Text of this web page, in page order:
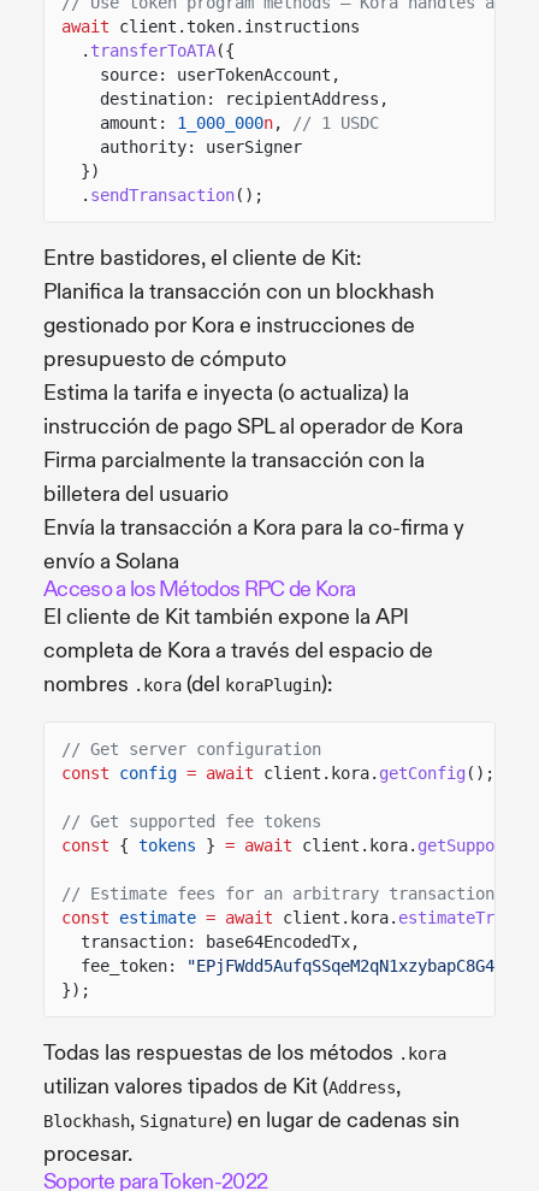
await
client.token.instructions
. transferToATA({
source: userTokenAccount,
destination: recipientAddress,
amount:
1_000_000n,
// 1 USDC
authority: userSigner
})
. sendTransaction();
Entre bastidores, el cliente de Kit:
Planifica la transacción con un blockhash
gestionado por Kora e instrucciones de
presupuesto de cómputo
Estima la tarifa e inyecta (o actualiza) la
instrucción de pago SPL al operador de Kora
Firma parcialmente la transacción con la
billetera del usuario
Envía la transacción a Kora para la co-firma y
envío a Solana
Acceso a los Métodos RPC de Kora
El cliente de Kit también expone la API
completa de Kora a través del espacio de
nombres .kora (del koraPlugin):
// Get server configuration
const
config = await client.kora. getConfig ();
// Get supported fee tokens
const
{ tokens } = await client.kora.
// Estimate fees for an arbitrary transaction
const
estimate = await client.kora.
transaction: base64EncodedTx,
fee_token:
});
Todas las respuestas de los métodos .kora
utilizan valores tipados de Kit (Address,
Blockhash, Signature) en lugar de cadenas sin
procesar.
Soporte para Token-2022